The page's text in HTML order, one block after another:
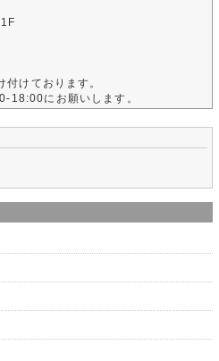
付けております。
18:00にお願いします。